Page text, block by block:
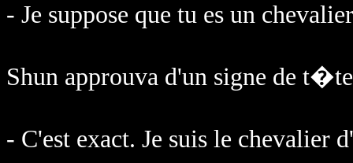
- Je suppose que tu es un
Shun approuva d'un signe de
- C'est exact. Je suis le chevalier